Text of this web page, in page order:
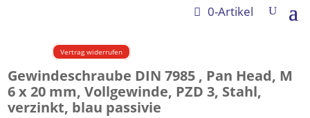
0-Artikel
Vertrag widerrufen
Gewindeschraube DIN 7985 , Pan Head, M
6 x 20 mm, Vollgewinde, PZD 3, Stahl,
verzinkt, blau passivie